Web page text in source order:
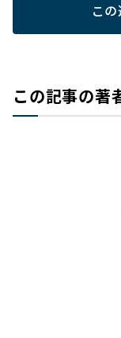
こ
この記事の著